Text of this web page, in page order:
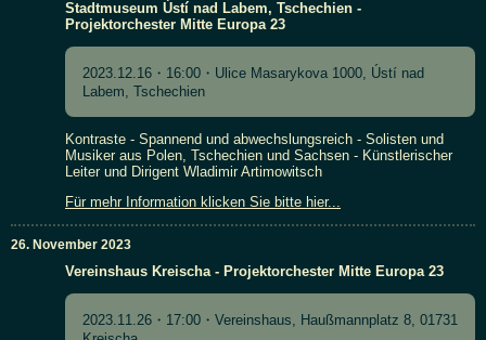
Stadtmuseum Ústí nad Labem, Tschechien -
Projektorchester Mitte Europa 23
2023.12.16・16:00・Ulice Masarykova 1000, Ústí nad
Labem, Tschechien
Kontraste - Spannend und abwechslungsreich - Solisten und
Musiker aus Polen, Tschechien und Sachsen - Künstlerischer
Leiter und Dirigent Wladimir Artimowitsch
Für mehr Information klicken Sie bitte hier...
26. November 2023
Vereinshaus Kreischa - Projektorchester Mitte Europa 23
2023.11.26・17:00・Vereinshaus, Haußmannplatz 8, 01731